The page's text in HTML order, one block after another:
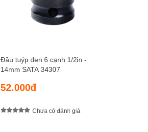
Đầu tuýp đen 6 cạnh 1/2in -
14mm SATA 34307
52.000đ
Chưa có đánh giá